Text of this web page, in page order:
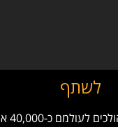
לשתף
מדי שנה